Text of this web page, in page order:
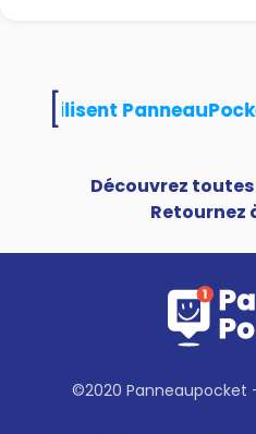
utilisent
Découvrez
Retournez
©2020 Panneaupocket